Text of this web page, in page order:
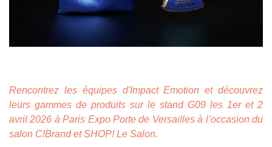
Rencontrez les équipes d'Impact Emotion et découvrez
leurs gammes de produits sur le stand G09 les 1er et 2
avril 2026 à Paris Expo Porte de Versailles à l’occasion du
salon C!Brand et SHOP! Le Salon.